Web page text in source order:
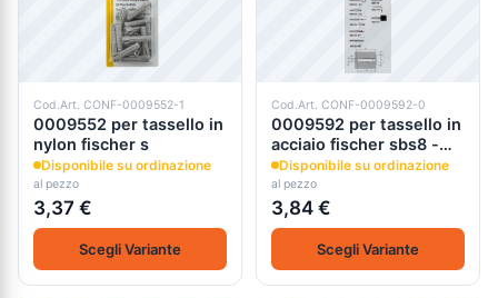
Cod.Art. CONF-0009552-1
0009552 per tassello in
nylon fischer s
Disponibile su ordinazione
al pezzo
3,37 €
Scegli Variante
Cod.Art. CONF-0009592-0
0009592 per tassello in
acciaio fischer sbs8 -
sbs9
Disponibile su ordinazione
al pezzo
3,84 €
Scegli Variante